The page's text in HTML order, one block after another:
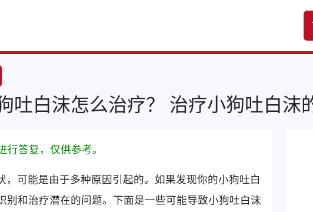
吐白沫怎么治疗？ 治疗小狗吐白沫
行答复，仅供参考。
，可能是由于多种原因引起的。如果发现你的小狗吐白
别和治疗潜在的问题。下面是一些可能导致小狗吐白沫